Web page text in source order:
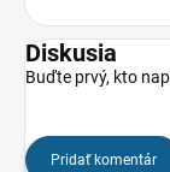
Diskusia
Buďte prvý, kto
Pridať komentár